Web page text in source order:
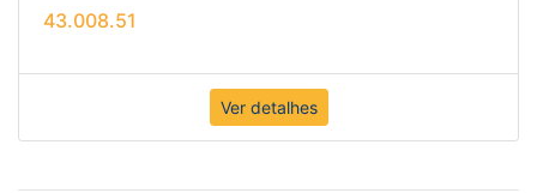
43.008.51
Ver detalhes